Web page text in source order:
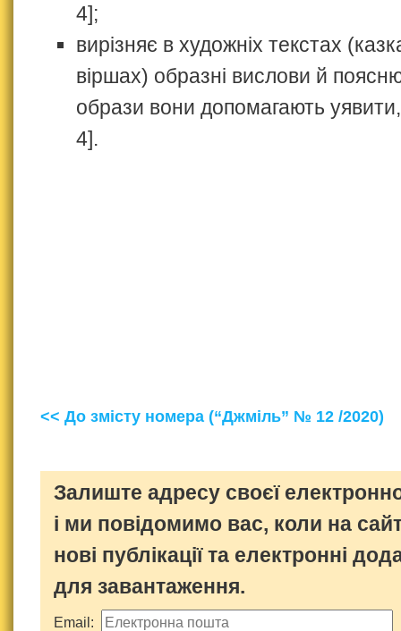
4];
вирізняє в художніх текстах
віршах) образні вислови й
образи вони допомагають
4].
<< До змісту номера (“Джміль” № 12 /2020)
Залиште адресу своєї
і ми повідомимо вас, коли на
нові публікації та електронні
для завантаження.
Email: